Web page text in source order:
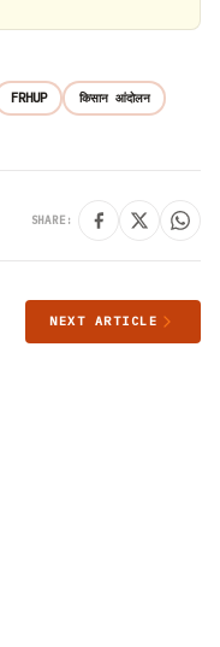
FRHUP किसान आंदोलन
SHARE:
NEXT ARTICLE